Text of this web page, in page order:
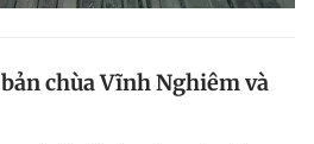
chùa Vĩnh Nghiêm và